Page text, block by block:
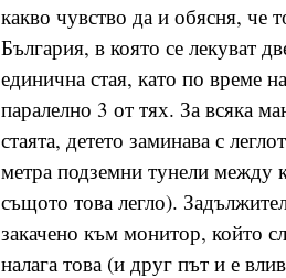
какво чувство да и обясня, че
България, в която се лекуват
единична стая, като по време
паралелно 3 от тях. За всяка
стаята, детето заминава с
метра подземни тунели между
същото това легло).
закачено към монитор, който
налага това (и друг път и е